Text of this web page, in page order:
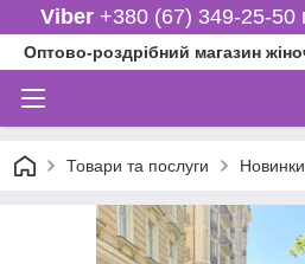
Viber+380 (67) 349-25-50
Оптово-роздрібний магазин
Товари та послуги